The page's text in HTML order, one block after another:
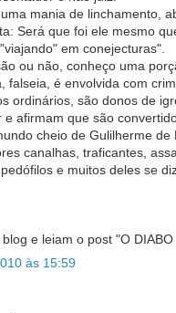
mania de linchamento,
Será que foi ele mesmo
em conejecturas".
ou não, conheço uma
falseia, é envolvida com
ordinários, são donos de
e afirmam que são
cheio de Gulilherme
canalhas, traficantes,
e muitos deles se
e leiam o post "O DIABO
às 15:59